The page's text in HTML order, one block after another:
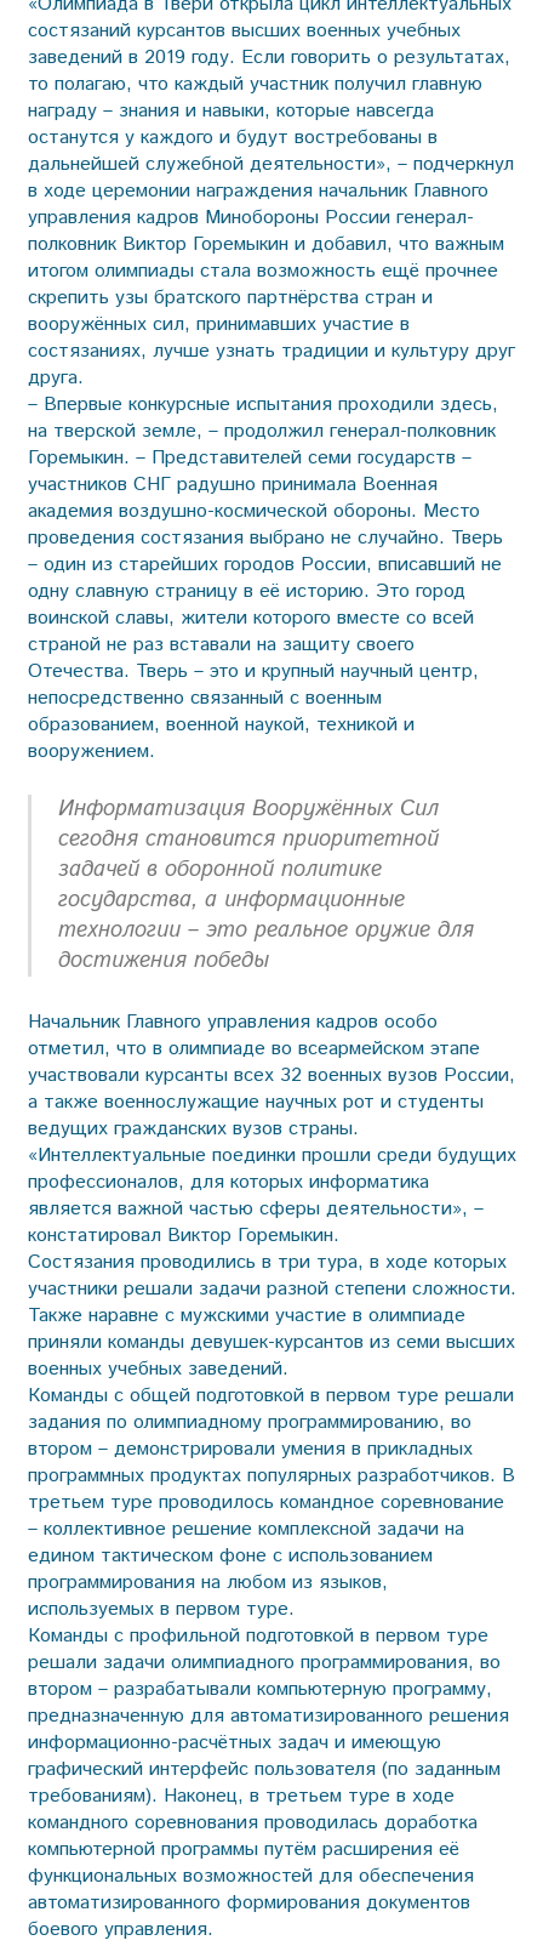
состязаний курсантов высших военных учебных
заведений в 2019 году. Если говорить о результатах,
то полагаю, что каждый участник получил главную
награду – знания и навыки, которые навсегда
останутся у каждого и будут востребованы в
дальнейшей служебной деятельности», – подчеркнул
в ходе церемонии награждения начальник Главного
управления кадров Минобороны России генерал-
полковник Виктор Горемыкин и добавил, что важным
итогом олимпиады стала возможность ещё прочнее
скрепить узы братского партнёрства стран и
вооружённых сил, принимавших участие в
состязаниях, лучше узнать традиции и культуру друг
друга.
– Впервые конкурсные испытания проходили здесь,
на тверской земле, – продолжил генерал-полковник
Горемыкин. – Представителей семи государств –
участников СНГ радушно принимала Военная
академия воздушно-космической обороны. Место
проведения состязания выбрано не случайно. Тверь
– один из старейших городов России, вписавший не
одну славную страницу в её историю. Это город
воинской славы, жители которого вместе со всей
страной не раз вставали на защиту своего
Отечества. Тверь – это и крупный научный центр,
непосредственно связанный с военным
образованием, военной наукой, техникой и
вооружением.
Информатизация Вооружённых Сил
сегодня становится приоритетной
задачей в оборонной политике
государства, а информационные
технологии – это реальное оружие для
достижения победы
Начальник Главного управления кадров особо
отметил, что в олимпиаде во всеармейском этапе
участвовали курсанты всех 32 военных вузов России,
а также военно­служащие научных рот и студенты
ведущих гражданских вузов страны.
«Интеллектуальные поединки прошли среди будущих
профессионалов, для которых информатика
является важной частью сферы деятельности», –
констатировал Виктор Горемыкин.
Состязания проводились в три тура, в ходе которых
участники реша­ли задачи разной степени сложности.
Также наравне с мужскими участие в олимпиаде
приняли команды девушек-курсантов из семи высших
военных учебных заведений.
Команды с общей подготовкой в первом туре решали
задания по олимпиадному программированию, во
втором – демонстрировали умения в прикладных
программных продуктах популярных разработчиков. В
третьем туре проводилось командное соревнование
– коллективное решение комплексной задачи на
едином тактическом фоне с использованием
программирования на любом из языков,
используемых в первом туре.
Команды с профильной подготовкой в первом туре
решали задачи олимпиадного программирования, во
втором – разрабатывали компьютерную программу,
предназначенную для автоматизированного решения
информационно-расчётных задач и имеющую
графический интерфейс пользователя (по заданным
требованиям). Наконец, в третьем туре в ходе
командного соревнования проводилась доработка
компьютерной программы путём расширения её
функциональных возможностей для обеспечения
автоматизированного формирования документов
боевого управления.